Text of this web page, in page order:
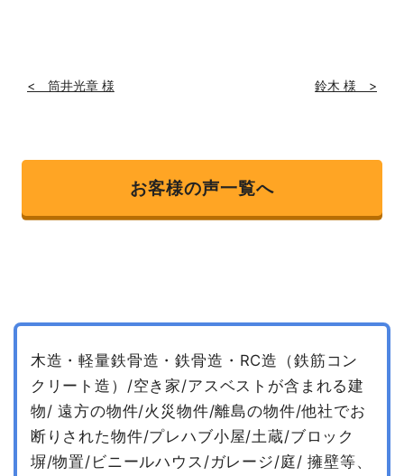
< 筒井光章 様 鈴木 様 >
お客様の声一覧へ
木造・軽量鉄骨造・鉄骨造・RC造（鉄筋コン
クリート造）/空き家/アスベストが含まれる建
物/ 遠方の物件/火災物件/離島の物件/他社でお
断りされた物件/プレハブ小屋/土蔵/ブロック
塀/物置/ビニールハウス/ガレージ/庭/ 擁壁等、